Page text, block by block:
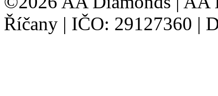
Říčany | IČO: 29127360 |